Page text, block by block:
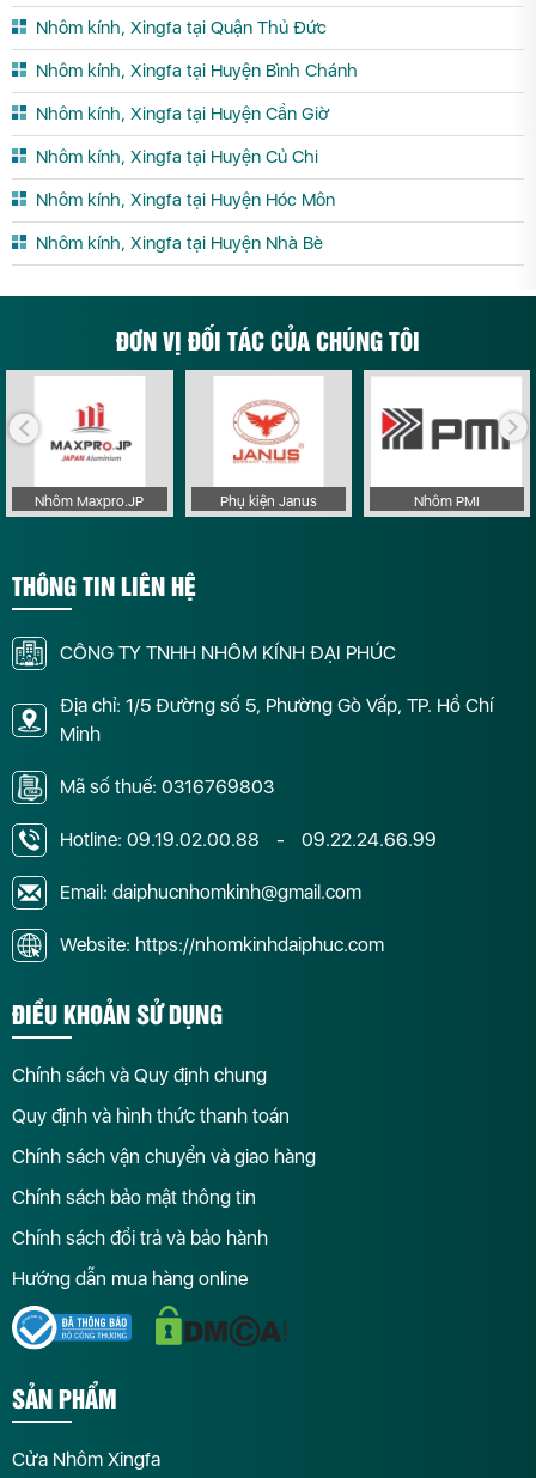
Nhôm kính, Xingfa tại Quận Thủ Đức
Nhôm kính, Xingfa tại Huyện Bình Chánh
Nhôm kính, Xingfa tại Huyện Cần Giờ
Nhôm kính, Xingfa tại Huyện Củ Chi
Nhôm kính, Xingfa tại Huyện Hóc Môn
Nhôm kính, Xingfa tại Huyện Nhà Bè
ĐƠN VỊ ĐỐI TÁC CỦA CHÚNG TÔI
Nhôm Maxpro.JP Phụ kiện Janus Nhôm PMI
THÔNG TIN LIÊN HỆ
CÔNG TY TNHH NHÔM KÍNH ĐẠI PHÚC
Địa chỉ: 1/5 Đường số 5, Phường Gò Vấp, TP. Hồ Chí
Minh
Mã số thuế: 0316769803
Hotline: 09.19.02.00.88 - 09.22.24.66.99
Email: daiphucnhomkinh@gmail.com
Website: https://nhomkinhdaiphuc.com
ĐIỀU KHOẢN SỬ DỤNG
Chính sách và Quy định chung
Quy định và hình thức thanh toán
Chính sách vận chuyển và giao hàng
Chính sách bảo mật thông tin
Chính sách đổi trả và bảo hành
Hướng dẫn mua hàng online
SẢN PHẨM
Cửa Nhôm Xingfa